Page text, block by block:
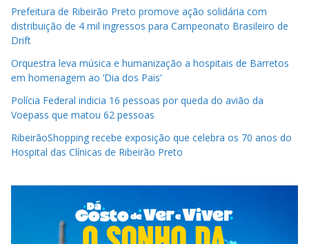
Prefeitura de Ribeirão Preto promove ação solidária com
distribuição de 4 mil ingressos para Campeonato Brasileiro de
Drift
Orquestra leva música e humanização a hospitais de Barretos
em homenagem ao ‘Dia dos Pais’
Polícia Federal indicia 16 pessoas por queda do avião da
Voepass que matou 62 pessoas
RibeirãoShopping recebe exposição que celebra os 70 anos do
Hospital das Clínicas de Ribeirão Preto